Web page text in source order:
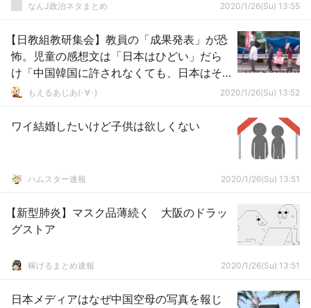
なんJ政治ネタまとめ 2020/1/26(Su) 13:55
【日教組教研集会】教員の「成果発表」が恐
怖。児童の感想文は「日本はひどい」だら
け「中国韓国に許されなくても、日本はそ
れだけのことをしたんだからいい」
もえるあじあ(･∀･) 2020/1/26(Su) 13:52
ワイ結婚したいけど子供は欲しくない
ハムスター速報 2020/1/26(Su) 13:51
【新型肺炎】マスク品薄続く 大阪のドラッ
グストア
稼げるまとめ速報 2020/1/26(Su) 13:51
日本メディアはなぜ中国空母の写真を報じ